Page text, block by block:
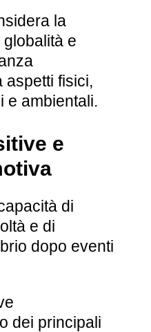
la
e
aspetti fisici,
e ambientali.
e
di
e di
dopo eventi
dei principali